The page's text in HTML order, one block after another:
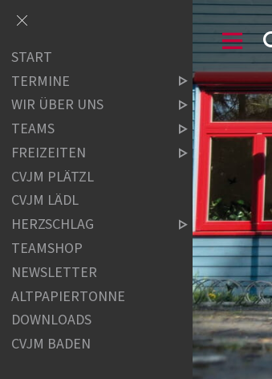
START
TERMINE
WIR ÜBER UNS
TEAMS
FREIZEITEN
CVJM PLÄTZL
CVJM LÄDL
HERZSCHLAG
TEAMSHOP
NEWSLETTER
ALTPAPIERTONNE
DOWNLOADS
CVJM BADEN